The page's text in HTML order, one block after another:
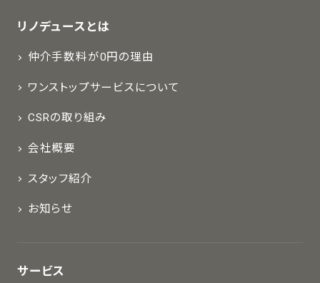
リノデュースとは
仲介手数料が0円の理由
ワンストップサービスについて
CSRの取り組み
会社概要
スタッフ紹介
お知らせ
サービス